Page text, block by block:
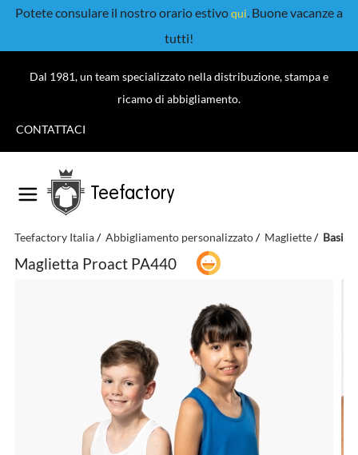
Potete consulare il nostro orario estivoqui. Buone vacanze a
tutti!
Dal 1981, un team specializzato nella distribuzione, stampa e
ricamo di abbigliamento.
CONTATTACI
Teefactory
Teefactory Italia Abbigliamento personalizzato Magliette Basic
Maglietta Proact PA440